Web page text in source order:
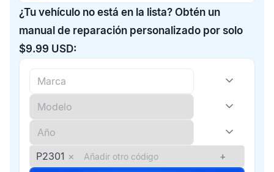
¿Tu vehículo no está en la lista? Obtén un
manual de reparación personalizado por solo
$9.99 USD:
P2301 × +